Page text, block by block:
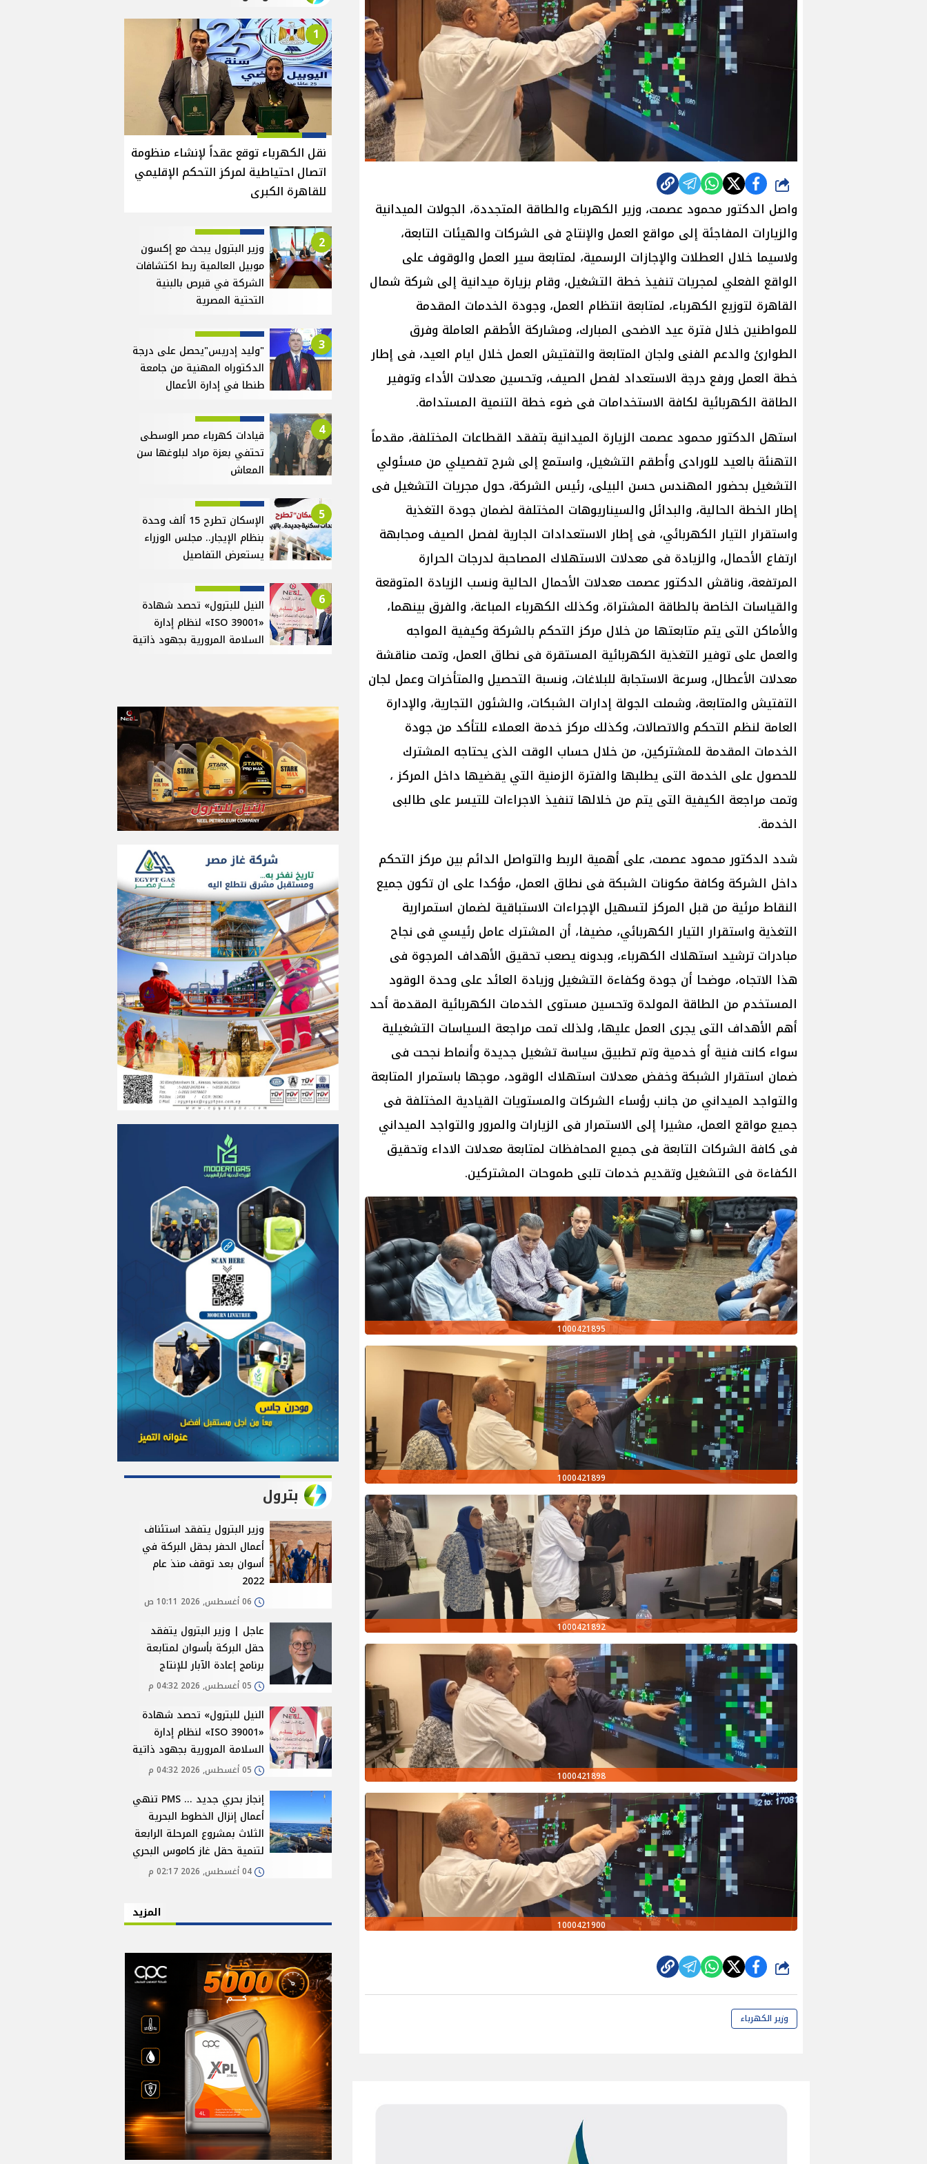
شارك
واصل الدكتور محمود عصمت، وزير الكهرباء والطاقة المتجددة، الجولات الميدانية
والزيارات المفاجئة إلى مواقع العمل والإنتاج فى الشركات والهيئات التابعة،
ولاسيما خلال العطلات والإجازات الرسمية، لمتابعة سير العمل والوقوف على
الواقع الفعلي لمجريات تنفيذ خطة التشغيل، وقام بزيارة ميدانية إلى شركة شمال
القاهرة لتوزيع الكهرباء، لمتابعة انتظام العمل، وجودة الخدمات المقدمة
للمواطنين خلال فترة عيد الاضحى المبارك، ومشاركة الأطقم العاملة وفرق
الطوارئ والدعم الفنى ولجان المتابعة والتفتيش العمل خلال ايام العيد، فى إطار
خطة العمل ورفع درجة الاستعداد لفصل الصيف، وتحسين معدلات الأداء وتوفير
الطاقة الكهربائية لكافة الاستخدامات فى ضوء خطة التنمية المستدامة.
استهل الدكتور محمود عصمت الزيارة الميدانية بتفقد القطاعات المختلفة، مقدماً
التهنئة بالعيد للورادى وأطقم التشغيل، واستمع إلى شرح تفصيلي من مسئولي
التشغيل بحضور المهندس حسن البيلى، رئيس الشركة، حول مجريات التشغيل فى
إطار الخطة الحالية، والبدائل والسيناريوهات المختلفة لضمان جودة التغذية
واستقرار التيار الكهربائي، فى إطار الاستعدادات الجارية لفصل الصيف ومجابهة
ارتفاع الأحمال، والزيادة فى معدلات الاستهلاك المصاحبة لدرجات الحرارة
المرتفعة، وناقش الدكتور عصمت معدلات الأحمال الحالية ونسب الزيادة المتوقعة
والقياسات الخاصة بالطاقة المشتراة، وكذلك الكهرباء المباعة، والفرق بينهما،
والأماكن التى يتم متابعتها من خلال مركز التحكم بالشركة وكيفية المواجه
والعمل على توفير التغذية الكهربائية المستقرة فى نطاق العمل، وتمت مناقشة
معدلات الأعطال، وسرعة الاستجابة للبلاغات، ونسبة التحصيل والمتأخرات وعمل لجان
التفتيش والمتابعة، وشملت الجولة إدارات الشبكات، والشئون التجارية، والإدارة
العامة لنظم التحكم والاتصالات، وكذلك مركز خدمة العملاء للتأكد من جودة
الخدمات المقدمة للمشتركين، من خلال حساب الوقت الذى يحتاجه المشترك
للحصول على الخدمة التى يطلبها والفترة الزمنية التي يقضيها داخل المركز ،
وتمت مراجعة الكيفية التى يتم من خلالها تنفيذ الاجراءات للتيسر على طالبى
الخدمة.
شدد الدكتور محمود عصمت، على أهمية الربط والتواصل الدائم بين مركز التحكم
داخل الشركة وكافة مكونات الشبكة فى نطاق العمل، مؤكدا على ان تكون جميع
النقاط مرئية من قبل المركز لتسهيل الإجراءات الاستباقية لضمان استمرارية
التغذية واستقرار التيار الكهربائي، مضيفا، أن المشترك عامل رئيسي فى نجاح
مبادرات ترشيد استهلاك الكهرباء، وبدونه يصعب تحقيق الأهداف المرجوة فى
هذا الاتجاه، موضحا أن جودة وكفاءة التشغيل وزيادة العائد على وحدة الوقود
المستخدم من الطاقة المولدة وتحسين مستوى الخدمات الكهربائية المقدمة أحد
أهم الأهداف التى يجرى العمل عليها، ولذلك تمت مراجعة السياسات التشغيلية
سواء كانت فنية أو خدمية وتم تطبيق سياسة تشغيل جديدة وأنماط نجحت فى
ضمان استقرار الشبكة وخفض معدلات استهلاك الوقود، موجها باستمرار المتابعة
والتواجد الميداني من جانب رؤساء الشركات والمستويات القيادية المختلفة فى
جميع مواقع العمل، مشيرا إلى الاستمرار فى الزيارات والمرور والتواجد الميداني
فى كافة الشركات التابعة فى جميع المحافظات لمتابعة معدلات الاداء وتحقيق
الكفاءة فى التشغيل وتقديم خدمات تلبى طموحات المشتركين.
1000421895
1000421899
1000421892
1000421898
1000421900
شارك
وزير الكهرباء
1
نقل الكهرباء توقع عقداً لإنشاء منظومة
اتصال احتياطية لمركز التحكم الإقليمي
للقاهرة الكبرى
2
وزير البترول يبحث مع إكسون
موبيل العالمية ربط اكتشافات
الشركة في قبرص بالبنية
التحتية المصرية
3
"وليد إدريس"يحصل على درجة
الدكتوراه المهنية من جامعة
طنطا في إدارة الأعمال
4
قيادات كهرباء مصر الوسطى
تحتفي بعزة مراد لبلوغها سن
المعاش
5
الإسكان تطرح 15 ألف وحدة
بنظام الإيجار.. مجلس الوزراء
يستعرض التفاصيل
6
النيل للبترول» تحصد شهادة
«ISO 39001» لنظام إدارة
السلامة المرورية بجهود ذاتية
بترول
وزير البترول يتفقد استئناف
أعمال الحفر بحقل البركة في
أسوان بعد توقف منذ عام
2022
06 أغسطس, 2026 10:11 ص
عاجل | وزير البترول يتفقد
حقل البركة بأسوان لمتابعة
برنامج إعادة الآبار للإنتاج
05 أغسطس, 2026 04:32 م
النيل للبترول» تحصد شهادة
«ISO 39001» لنظام إدارة
السلامة المرورية بجهود ذاتية
05 أغسطس, 2026 04:32 م
إنجاز بحري جديد ... PMS تنهي
أعمال إنزال الخطوط البحرية
الثلاث بمشروع المرحلة الرابعة
لتنمية حقل غاز كاموس البحري
04 أغسطس, 2026 02:17 م
المزيد